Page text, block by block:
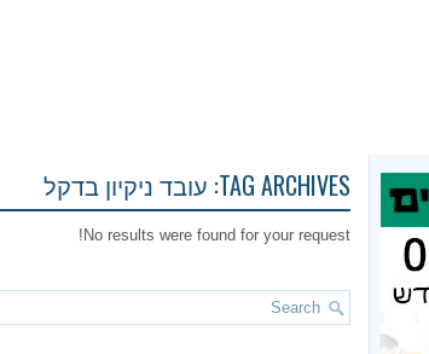
TAG ARCHIVES: עובד ניקיון בדקל
No results were found for your request!